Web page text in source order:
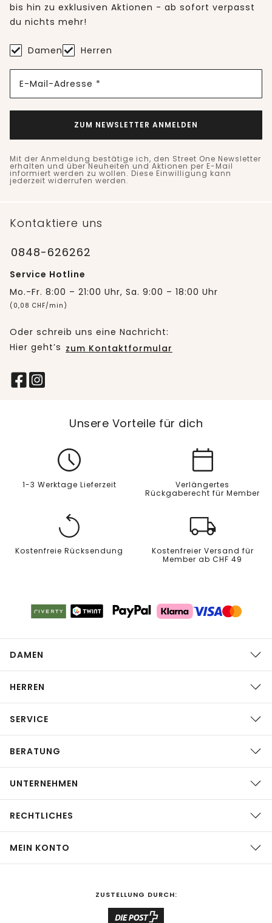
bis hin zu exklusiven Aktionen - ab sofort verpasst
du nichts mehr!
Damen Herren
E-Mail-Adresse *
ZUM NEWSLETTER ANMELDEN
Mit der Anmeldung bestätige ich, den Street One Newsletter
erhalten und über Neuheiten und Aktionen per E-Mail
informiert werden zu wollen. Diese Einwilligung kann
jederzeit widerrufen werden.
Kontaktiere uns
0848-626262
Service Hotline
Mo.-Fr. 8:00 – 21:00 Uhr, Sa. 9:00 – 18:00 Uhr
(0,08 CHF/min)
Oder schreib uns eine Nachricht:
Hier geht’s zum Kontaktformular
Unsere Vorteile für dich
1-3 Werktage Lieferzeit
Verlängertes
Rückgaberecht für Member
Kostenfreie Rücksendung
Kostenfreier Versand für
Member ab CHF 49
DAMEN
HERREN
SERVICE
BERATUNG
UNTERNEHMEN
RECHTLICHES
MEIN KONTO
ZUSTELLUNG DURCH: